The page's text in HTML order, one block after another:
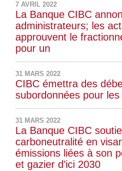
7 AVRIL 2022
La Banque CIBC
administrateurs; les
approuvent le
pour un
31 MARS 2022
CIBC émettra des
subordonnées pour les
31 MARS 2022
La Banque CIBC
carboneutralité en
émissions liées à son
et gazier d'ici 2030